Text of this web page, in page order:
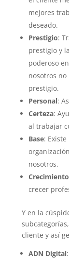
mejores
deseado.
Prestigio:
prestigio y
poderoso
nosotros
prestigio.
Personal:
Certeza:
al trabajar
Base:
nosotros.
Crecimiento
crecer
Y en la
cliente y así
ADN Digital